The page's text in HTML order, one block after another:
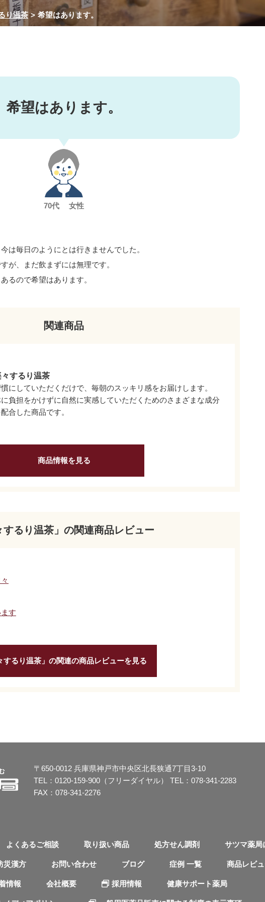
り温茶 希望はあります。
希望はあります。
70代 女性
は毎日のようにとは行きませんでした。
が、まだ飲まずには無理です。
るので希望はあります。
関連商品
々するり温茶
にしていただくだけで、毎朝のスッキリ感をお届けします。
負担をかけずに自然に実感していただくためのさまざまな成分
配合した商品です。
商品情報を見る
するり温茶」の関連商品レビュー
す
するり温茶」の関連の商品レビューを見る
〒650-0012 兵庫県神戸市中央区北長狭通7丁目3-10
TEL： 0120-159-900（フリーダイヤル） TEL： 078-341-2283
FAX：078-341-2276
よくあるご相談 取り扱い商品 処方せん調剤 サツマ薬局
災漢方 お問い合わせ ブログ 症例 一覧 商品レビ
情報 会社概要 採用情報 健康サポート薬局